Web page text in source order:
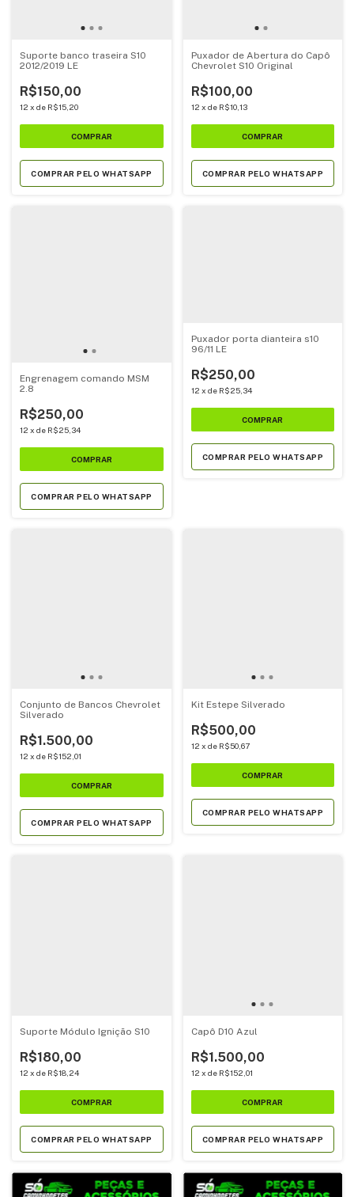
Suporte banco traseira S10
2012/2019 LE
R$150,00
12 x de R$15,20
COMPRAR PELO WHATSAPP
Puxador de Abertura do Capô
Chevrolet S10 Original
R$100,00
12 x de R$10,13
COMPRAR PELO WHATSAPP
Engrenagem comando MSM
2.8
R$250,00
12 x de R$25,34
COMPRAR PELO WHATSAPP
Puxador porta dianteira s10
96/11 LE
R$250,00
12 x de R$25,34
COMPRAR PELO WHATSAPP
Conjunto de Bancos Chevrolet
Silverado
R$1.500,00
12 x de R$152,01
COMPRAR PELO WHATSAPP
Kit Estepe Silverado
R$500,00
12 x de R$50,67
COMPRAR PELO WHATSAPP
Suporte Módulo Ignição S10
R$180,00
12 x de R$18,24
COMPRAR PELO WHATSAPP
Capô D10 Azul
R$1.500,00
12 x de R$152,01
COMPRAR PELO WHATSAPP